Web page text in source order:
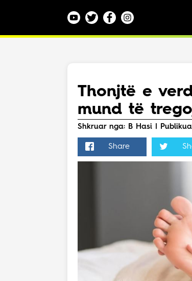
Lajme
Teknologji
Bota
Argëtim
Maqedoni
Thonjtë e
mund të
Shkruar nga: B Hasi |
Share